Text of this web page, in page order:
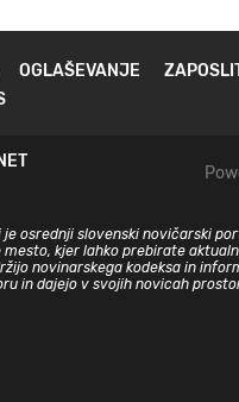
OGLAŠEVANJE
je osrednji slovenski novičarski
mesto, kjer lahko prebirate
novinarskega kodeksa in
in dajejo v svojih novicah